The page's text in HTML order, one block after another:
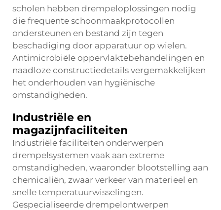
scholen hebben drempeloplossingen nodig
die frequente schoonmaakprotocollen
ondersteunen en bestand zijn tegen
beschadiging door apparatuur op wielen.
Antimicrobiële oppervlaktebehandelingen en
naadloze constructiedetails vergemakkelijken
het onderhouden van hygiënische
omstandigheden.
Industriële en
magazijnfaciliteiten
Industriële faciliteiten onderwerpen
drempelsystemen vaak aan extreme
omstandigheden, waaronder blootstelling aan
chemicaliën, zwaar verkeer van materieel en
snelle temperatuurwisselingen.
Gespecialiseerde drempelontwerpen